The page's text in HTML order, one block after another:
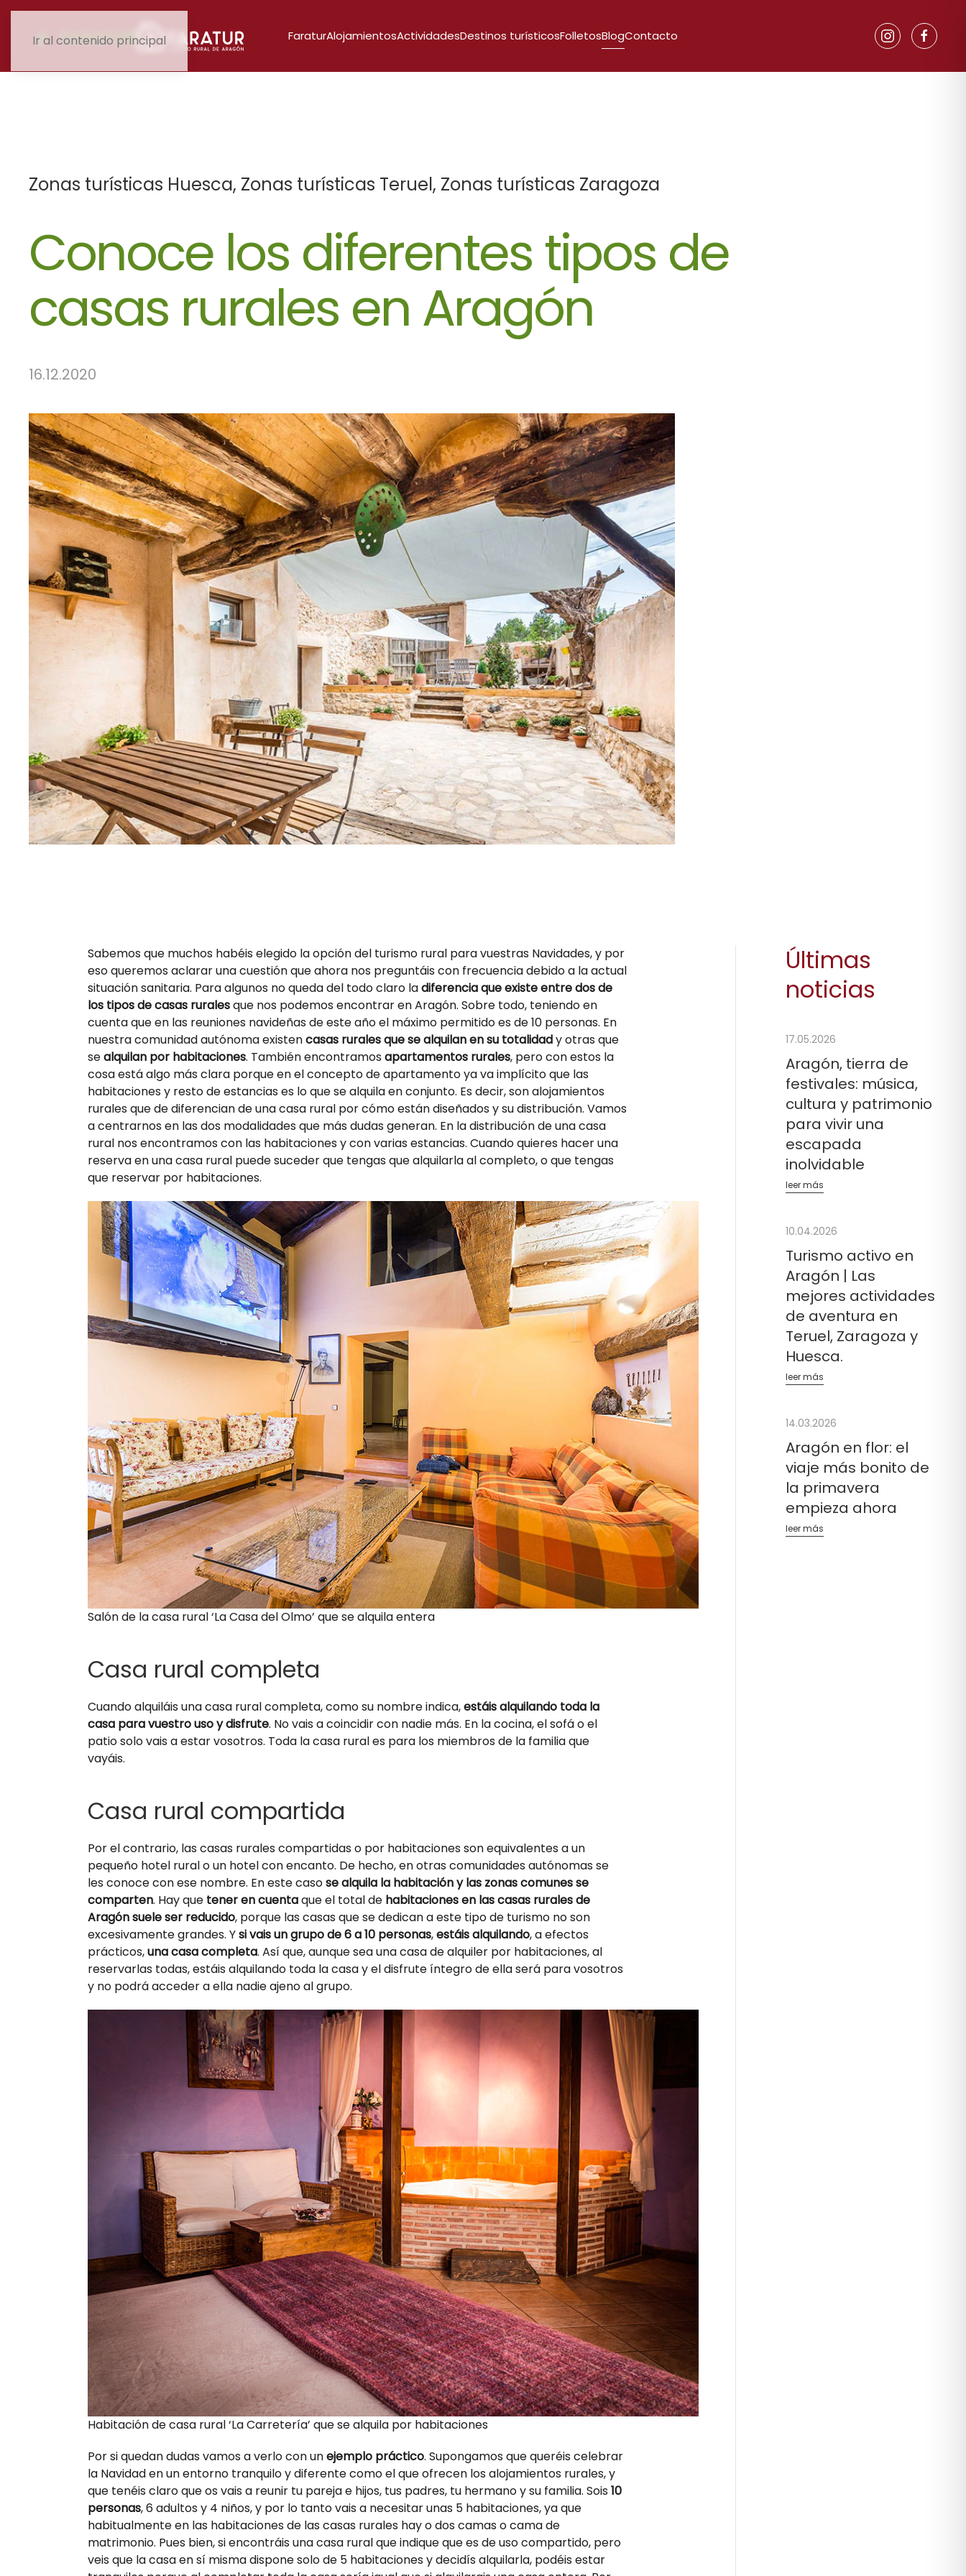
Ir al contenido principal FaraturAlojamientosActividadesDestinos turísticosFolletosBlogContacto
Zonas turísticas Huesca, Zonas turísticas Teruel, Zonas turísticas Zaragoza
Conoce los diferentes tipos de
casas rurales en Aragón
16.12.2020
Sabemos que muchos habéis elegido la opción del turismo rural para vuestras Navidades, y por
eso queremos aclarar una cuestión que ahora nos preguntáis con frecuencia debido a la actual
situación sanitaria. Para algunos no queda del todo claro ladiferencia que existe entre dos de
los tipos de casas ruralesque nos podemos encontrar en Aragón. Sobre todo, teniendo en
cuenta que en las reuniones navideñas de este año el máximo permitido es de 10 personas. En
nuestra comunidad autónoma existencasas rurales que se alquilan en su totalidady otras que
sealquilan por habitaciones. También encontramos apartamentos rurales, pero con estos la
cosa está algo más clara porque en el concepto de apartamento ya va implícito que las
habitaciones y resto de estancias es lo que se alquila en conjunto. Es decir, son alojamientos
rurales que de diferencian de una casa rural por cómo están diseñados y su distribución. Vamos
a centrarnos en las dos modalidades que más dudas generan. En la distribución de una casa
rural nos encontramos con las habitaciones y con varias estancias. Cuando quieres hacer una
reserva en una casa rural puede suceder que tengas que alquilarla al completo, o que tengas
que reservar por habitaciones.
Salón de la casa rural ‘La Casa del Olmo’ que se alquila entera
Casa rural completa
Cuando alquiláis una casa rural completa, como su nombre indica,estáis alquilando toda la
casa para vuestro uso y disfrute. No vais a coincidir con nadie más. En la cocina, el sofá o el
patio solo vais a estar vosotros. Toda la casa rural es para los miembros de la familia que
vayáis.
Casa rural compartida
Por el contrario, las casas rurales compartidas o por habitaciones son equivalentes a un
pequeño hotel rural o un hotel con encanto. De hecho, en otras comunidades autónomas se
les conoce con ese nombre. En este casose alquila la habitación y las zonas comunes se
comparten. Hay que tener en cuentaque el total dehabitaciones en las casas rurales de
Aragón suele ser reducido, porque las casas que se dedican a este tipo de turismo no son
excesivamente grandes. Ysi vais un grupo de 6 a 10 personas,estáis alquilando, a efectos
prácticos,una casa completa. Así que, aunque sea una casa de alquiler por habitaciones, al
reservarlas todas, estáis alquilando toda la casa y el disfrute íntegro de ella será para vosotros
y no podrá acceder a ella nadie ajeno al grupo.
Habitación de casa rural ‘La Carretería’ que se alquila por habitaciones
Por si quedan dudas vamos a verlo con unejemplo práctico. Supongamos que queréis celebrar
la Navidad en un entorno tranquilo y diferente como el que ofrecen los alojamientos rurales, y
que tenéis claro que os vais a reunir tu pareja e hijos, tus padres, tu hermano y su familia. Sois 10
personas, 6 adultos y 4 niños, y por lo tanto vais a necesitar unas 5 habitaciones, ya que
habitualmente en las habitaciones de las casas rurales hay o dos camas o cama de
matrimonio. Pues bien, si encontráis una casa rural que indique que es de uso compartido, pero
veis que la casa en sí misma dispone solo de 5 habitaciones y decidís alquilarla, podéis estar
Últimas
noticias
17.05.2026
Aragón, tierra de
festivales: música,
cultura y patrimonio
para vivir una
escapada
inolvidable
leer más
10.04.2026
Turismo activo en
Aragón | Las
mejores actividades
de aventura en
Teruel, Zaragoza y
Huesca.
leer más
14.03.2026
Aragón en flor: el
viaje más bonito de
la primavera
empieza ahora
leer más